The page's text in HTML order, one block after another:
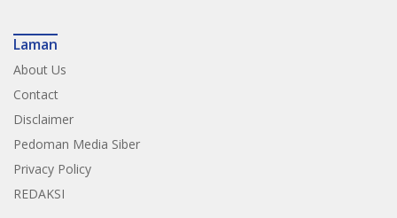
Laman
About Us
Contact
Disclaimer
Pedoman Media Siber
Privacy Policy
REDAKSI